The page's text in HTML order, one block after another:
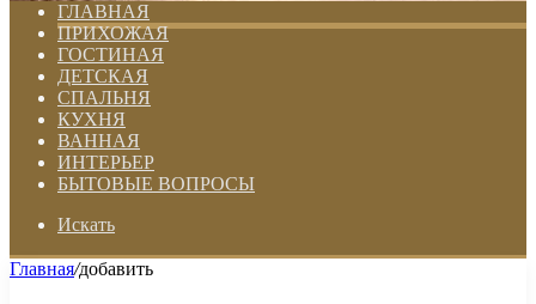
ГЛАВНАЯ
ПРИХОЖАЯ
ГОСТИНАЯ
ДЕТСКАЯ
СПАЛЬНЯ
КУХНЯ
ВАННАЯ
ИНТЕРЬЕР
БЫТОВЫЕ ВОПРОСЫ
Искать
Главная/добавить